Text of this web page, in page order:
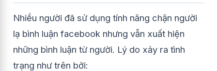
Nhiều người đã sử dụng tính năng chặn người
lạ bình luận facebook nhưng vẫn xuất hiện
những bình luận từ người. Lý do xảy ra tình
trạng như trên bởi: